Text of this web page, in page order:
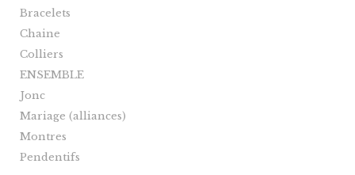
Bracelets
Chaine
Colliers
ENSEMBLE
Jonc
Mariage (alliances)
Montres
Pendentifs